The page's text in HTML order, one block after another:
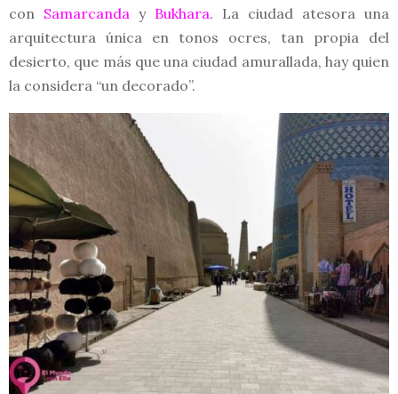
con Samarcanda y Bukhara. La ciudad atesora una
arquitectura única en tonos ocres, tan propia del
desierto, que más que una ciudad amurallada, hay quien
la considera “un decorado”.